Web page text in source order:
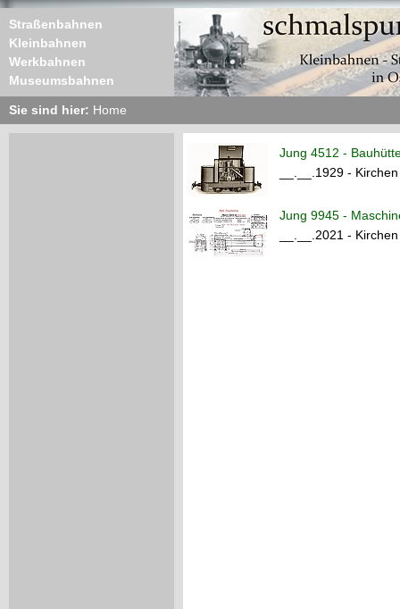
Straßenbahnen
Kleinbahnen
Werkbahnen
Museumsbahnen
Sie sind hier: Home
Jung 4512 -
__.__.1929 -
Jung 9945 -
__.__.2021 -